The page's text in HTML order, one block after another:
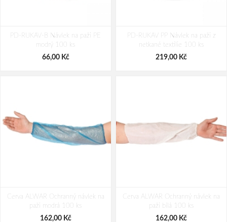
PD-RUKAV-B Návlek na paži PE
modrý 100 ks
66,00 Kč
PD-RUKAV PP Návlek na paži z
netkané textilie 100 ks
219,00 Kč
Cerva ALWAR Ochranný návlek na
paži modrá 100 ks
162,00 Kč
Cerva ALWAR Ochranný návlek na
paži bílá 100 ks
162,00 Kč